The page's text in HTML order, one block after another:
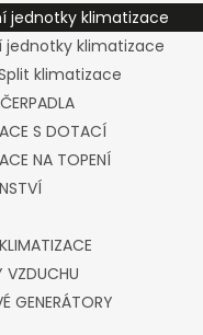
jednotky klimatizace
jednotky klimatizace
klimatizace
S DOTACÍ
NA TOPENÍ
VZDUCHU
GENERÁTORY